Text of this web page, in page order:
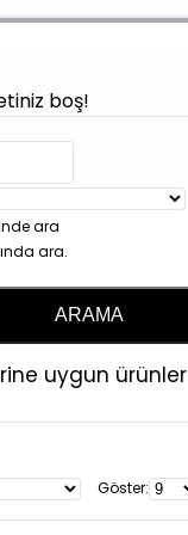
boş!
ara
ara.
ARAMA
uygun ürünler
Göster: